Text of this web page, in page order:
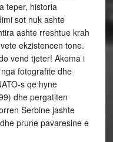
teper, historia
sot nuk ashte
ashte rreshtue krah
ekzistencen tone.
vend tjeter! Akoma i
fotografite dhe
s qe hyne
dhe pergatiten
Serbine jashte
prune pavaresine e